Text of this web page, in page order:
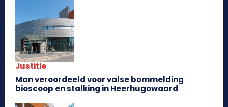
Justitie
Man veroordeeld voor valse bommelding
bioscoop en stalking in Heerhugowaard